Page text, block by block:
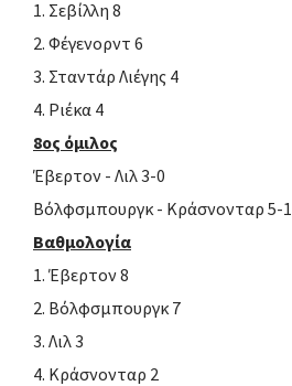
1. Σεβίλλη 8
2. Φέγενορντ 6
3. Σταντάρ Λιέγης 4
4. Ριέκα 4
8ος όμιλος
Έβερτον - Λιλ 3-0
Βόλφσμπουργκ - Κράσνονταρ 5-1
Βαθμολογία
1. Έβερτον 8
2. Βόλφσμπουργκ 7
3. Λιλ 3
4. Κράσνονταρ 2